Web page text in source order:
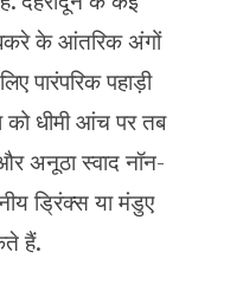
बकरे के आंतरिक अंगों
पारंपरिक पहाड़ी
को धीमी आंच पर तब
अनूठा स्वाद नॉन-
ड्रिंक्स या मंडुए
हैं.